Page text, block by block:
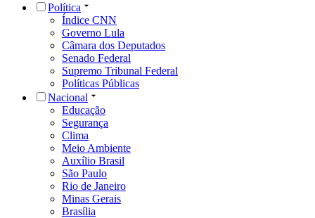
Política
Índice CNN
Governo Lula
Câmara dos Deputados
Senado Federal
Supremo Tribunal Federal
Políticas Públicas
Nacional
Educação
Segurança
Clima
Meio Ambiente
Auxílio Brasil
São Paulo
Rio de Janeiro
Minas Gerais
Brasília